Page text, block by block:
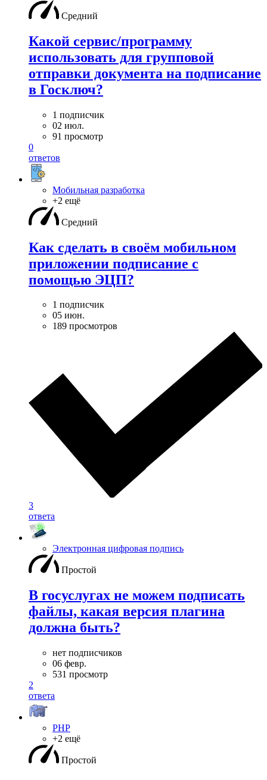
Средний
Какой сервис/программу
использовать для групповой
отправки документа на подписание
в Госключ?
1 подписчик
02 июл.
91 просмотр
0
ответов
Мобильная разработка
+2 ещё
Средний
Как сделать в своём мобильном
приложении подписание с
помощью ЭЦП?
1 подписчик
05 июн.
189 просмотров
3
ответа
Электронная цифровая подпись
Простой
В госуслугах не можем подписать
файлы, какая версия плагина
должна быть?
нет подписчиков
06 февр.
531 просмотр
2
ответа
PHP
+2 ещё
Простой